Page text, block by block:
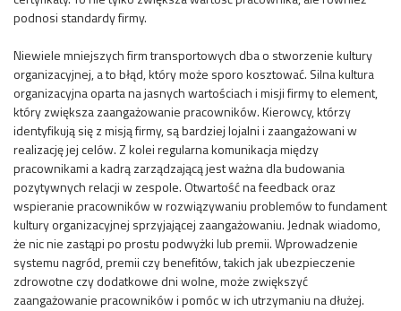
podnosi standardy firmy.
Niewiele mniejszych firm transportowych dba o stworzenie kultury
organizacyjnej, a to błąd, który może sporo kosztować. Silna kultura
organizacyjna oparta na jasnych wartościach i misji firmy to element,
który zwiększa zaangażowanie pracowników. Kierowcy, którzy
identyfikują się z misją firmy, są bardziej lojalni i zaangażowani w
realizację jej celów. Z kolei regularna komunikacja między
pracownikami a kadrą zarządzającą jest ważna dla budowania
pozytywnych relacji w zespole. Otwartość na feedback oraz
wspieranie pracowników w rozwiązywaniu problemów to fundament
kultury organizacyjnej sprzyjającej zaangażowaniu. Jednak wiadomo,
że nic nie zastąpi po prostu podwyżki lub premii. Wprowadzenie
systemu nagród, premii czy benefitów, takich jak ubezpieczenie
zdrowotne czy dodatkowe dni wolne, może zwiększyć
zaangażowanie pracowników i pomóc w ich utrzymaniu na dłużej.